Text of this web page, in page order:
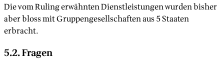
Die vom Ruling erwähnten Dienstleistungen wurden bisher
aber bloss mit Gruppengesellschaften aus 5 Staaten
erbracht.
5.2. Fragen